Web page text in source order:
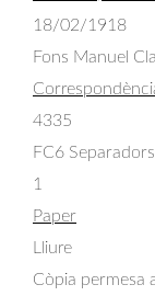
18/02/1918
Fons Manuel
4335
FC6
1
Paper
Lliure
Còpia permesa